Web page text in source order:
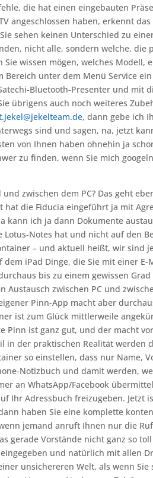
die hat einen eingebauten
angeschlossen haben, erkennt
sehen keinen Unterschied zu
nicht alle, sondern welche, die
wissen mögen, welches Modell,
Bereich unter dem Menü Service
Bluetooth-Presenter und mit
übrigens auch noch weiteres
, dann gebe ich
sind und sagen, na, jetzt
von Ihnen haben ohnehin ja
zu finden, wenn Sie mich
zwischen dem PC? Das geht
die Fiducia eingeführt ja mit
ich ja dann Dokumente
Notes hat und nicht auf den
– und aktuell heißt, wir sind
iPad Dinge, die Sie mit einer E-
bis zu einem gewissen
zwischen PC und
Pinn-App macht aber
ist zum Glück mittlerweile
ist ganz gut, und der macht
in der praktischen Realität werden
so einstellen, dass nur Name,
Notizbuch und damit werden,
an WhatsApp/Facebook
Ihr Adressbuch freizugeben. Jetzt
haben Sie eine komplette
jemand anruft Ihnen nur die
gerade Vorstände nicht ganz so
und natürlich mit allen
unsichereren Welt, als wenn Sie